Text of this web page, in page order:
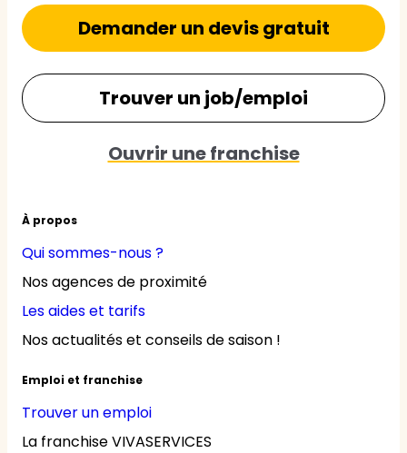
À propos
Qui sommes-nous ?
Nos agences de proximité
Les aides et tarifs
Nos actualités et conseils de saison !
Emploi et franchise
Trouver un emploi
La franchise VIVASERVICES
Demander un devis gratuit
Trouver un job/emploi
Ouvrir une franchise